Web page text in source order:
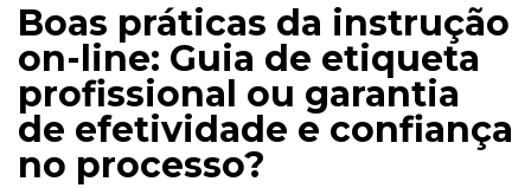
Boas práticas da instrução
on-line: Guia de etiqueta
profissional ou garantia
de efetividade e confiança
no processo?